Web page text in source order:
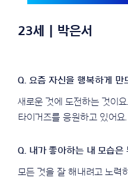
23세 | 박은서
새로운 것에 도전하는 것이
타이거즈를 응원하고 있어요.
모든 것을 잘 해내려고 노력